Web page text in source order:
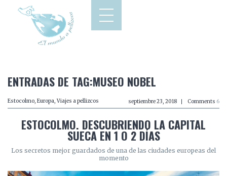
ENTRADAS DE TAG:MUSEO NOBEL
Estocolmo, Europa, Viajes a pellizcos septiembre 23, 2018 Comments 6
ESTOCOLMO. DESCUBRIENDO LA CAPITAL
SUECA EN 1 O 2 DÍAS
Los secretos mejor guardados de una de las ciudades europeas del
momento